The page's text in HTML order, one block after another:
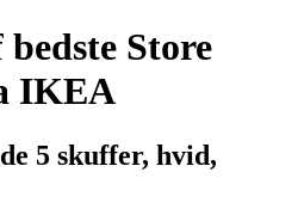
Store
IKEA
5 skuffer, hvid,